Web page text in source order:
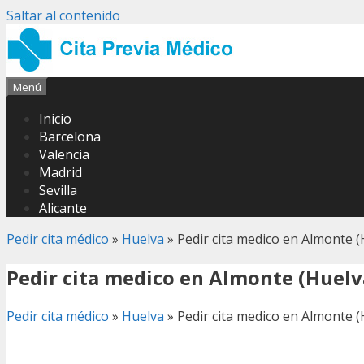
Saltar al contenido
Menú
Inicio
Barcelona
Valencia
Madrid
Sevilla
Alicante
Pedir cita médico » Huelva » Pedir cita medico en Almonte
Pedir cita medico en Almonte
Pedir cita médico » Huelva » Pedir cita medico en Almonte